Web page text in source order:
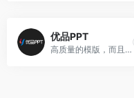
优品PPT
高质量的模版，而且还有PPT图表，PPT背景图等资源